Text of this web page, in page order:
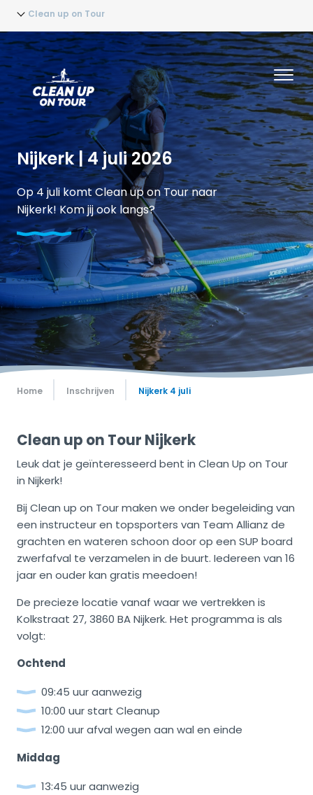
Clean up on Tour
Nijkerk | 4 juli 2026
Op 4 juli komt Clean up on Tour naar
Nijkerk! Kom jij ook langs?
Home Inschrijven Nijkerk 4 juli
Clean up on Tour Nijkerk
Leuk dat je geïnteresseerd bent in Clean Up on Tour
in Nijkerk!
Bij Clean up on Tour maken we onder begeleiding van
een instructeur en topsporters van Team Allianz de
grachten en wateren schoon door op een SUP board
zwerfafval te verzamelen in de buurt. Iedereen van 16
jaar en ouder kan gratis meedoen!
De precieze locatie vanaf waar we vertrekken is
Kolkstraat 27, 3860 BA Nijkerk. Het programma is als
volgt:
Ochtend
09:45 uur aanwezig
10:00 uur start Cleanup
12:00 uur afval wegen aan wal en einde
Middag
13:45 uur aanwezig